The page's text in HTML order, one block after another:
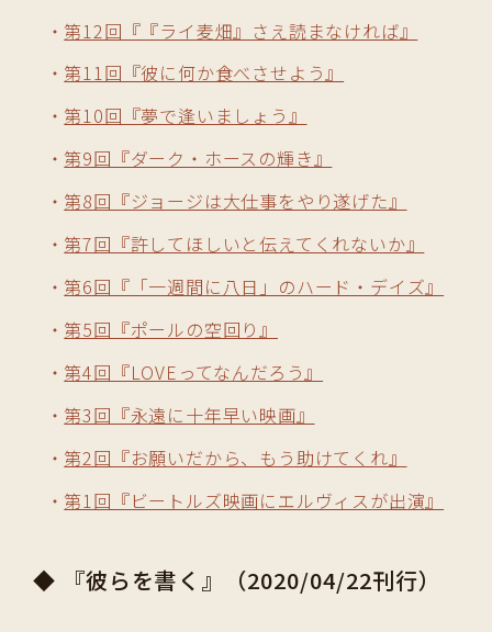
第12回『『ライ麦畑』さえ読まなければ』
第11回『彼に何か食べさせよう』
第10回『夢で逢いましょう』
第9回『ダーク・ホースの輝き』
第8回『ジョージは大仕事をやり遂げた』
第7回『許してほしいと伝えてくれないか』
第6回『「一週間に八日」のハード・デイズ』
第5回『ポールの空回り』
第4回『LOVEってなんだろう』
第3回『永遠に十年早い映画』
第2回『お願いだから、もう助けてくれ』
第1回『ビートルズ映画にエルヴィスが出演』
◆ 『彼らを書く』（2020/04/22刊行）